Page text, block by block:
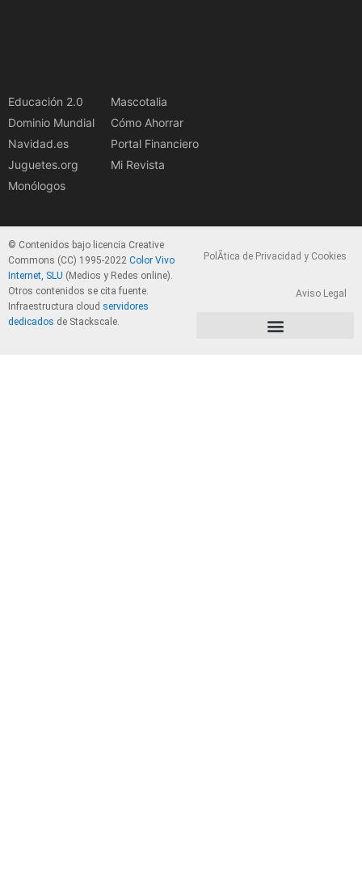
Educación 2.0
Dominio Mundial
Navidad.es
Juguetes.org
Monólogos
Mascotalia
Cómo Ahorrar
Portal Financiero
Mi Revista
© Contenidos bajo licencia Creative
Commons (CC) 1995-2022 Color Vivo
Internet, SLU (Medios y Redes online).
Otros contenidos se cita fuente.
Infraestructura cloud servidores
dedicados de Stackscale.
PolÃ­tica de Privacidad y Cookies
Aviso Legal